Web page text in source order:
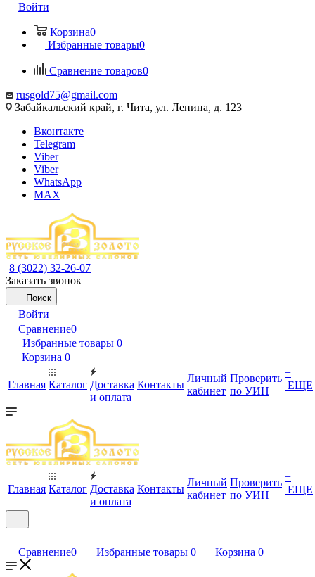
Войти
Корзина0
Избранные товары0
Сравнение товаров0
rusgold75@gmail.com
Забайкальский край, г. Чита, ул. Ленина, д. 123
Вконтакте
Telegram
Viber
Viber
WhatsApp
MAX
8 (3022) 32-26-07
Заказать звонок
Поиск
Войти
Сравнение0
Избранные товары 0
Корзина 0
Главная Каталог Доставка
и оплата
Контакты
Личный
кабинет
Проверить
по УИН
+
ЕЩЕ
Главная Каталог Доставка
и оплата
Контакты
Личный
кабинет
Проверить
по УИН
+
ЕЩЕ
Сравнение0 Избранные товары 0 Корзина 0